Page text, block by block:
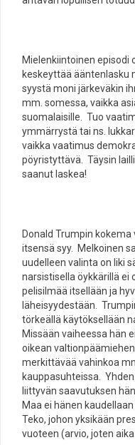
Mielenkiintoinen episodi
keskeyttää ääntenlasku
syystä moni järkeväkin
mm. somessa, vaikka
suomalaisille. Tuo
ymmärrystä tai ns.
vaikka vaatimus
pöyristyttävä. Täysin
saanut laskea!
Donald Trumpin
itsensä syy. Melkoinen
uudelleen valinta on liki
narsistisella öykkärillä ei
pelisilmää itsellään ja
läheisyydestään.
törkeällä käytöksellään
Missään vaiheessa hän
oikean
merkittävää vahinkoa
kauppasuhteissa.
liittyvän saavutuksen
Maa ei hänen
Teko, johon yksikään
vuoteen (arvio, joten